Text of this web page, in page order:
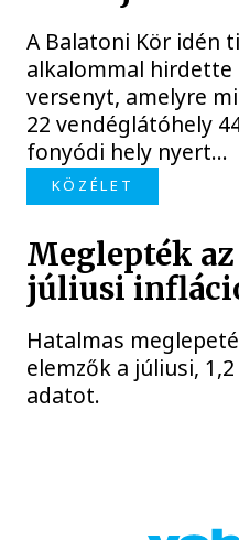
A Balatoni Kör idén
alkalommal hirdette
versenyt, amelyre
22 vendéglátóhely
fonyódi hely nyert...
KÖZÉLET
Meglepték
júliusi
Hatalmas
elemzők a júliusi,
adatot.